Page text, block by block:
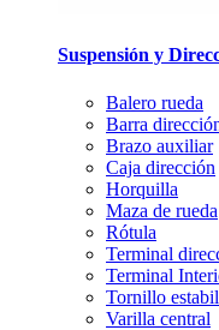
Suspensión y
Balero rueda
Barra
Brazo auxiliar
Caja dirección
Horquilla
Maza de rueda
Rótula
Terminal
Terminal
Tornillo
Varilla central